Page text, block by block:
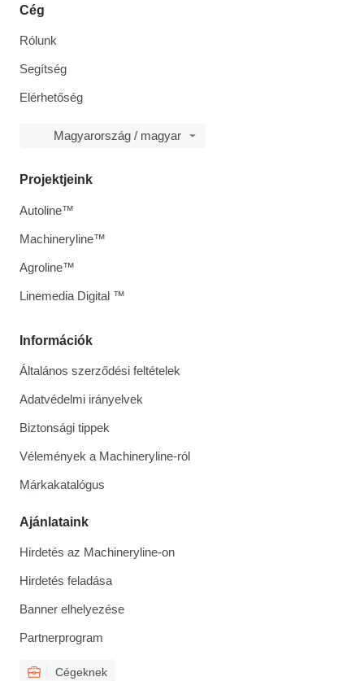
Cég
Rólunk
Segítség
Elérhetőség
Magyarország / magyar
Információk
Általános szerződési feltételek
Adatvédelmi irányelvek
Biztonsági tippek
Vélemények a Machineryline-ról
Márkakatalógus
Ajánlataink
Hirdetés az Machineryline-on
Hirdetés feladása
Banner elhelyezése
Partnerprogram
Cégeknek
Projektjeink
Autoline™
Machineryline™
Agroline™
Linemedia Digital ™